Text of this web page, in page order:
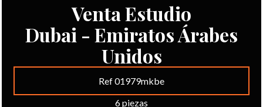
Venta Estudio
Dubai - Emiratos Árabes
Unidos
Ref 01979mkbe
6 piezas